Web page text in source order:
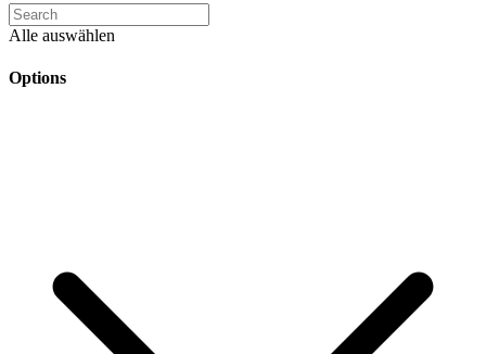
Alle auswählen
Options